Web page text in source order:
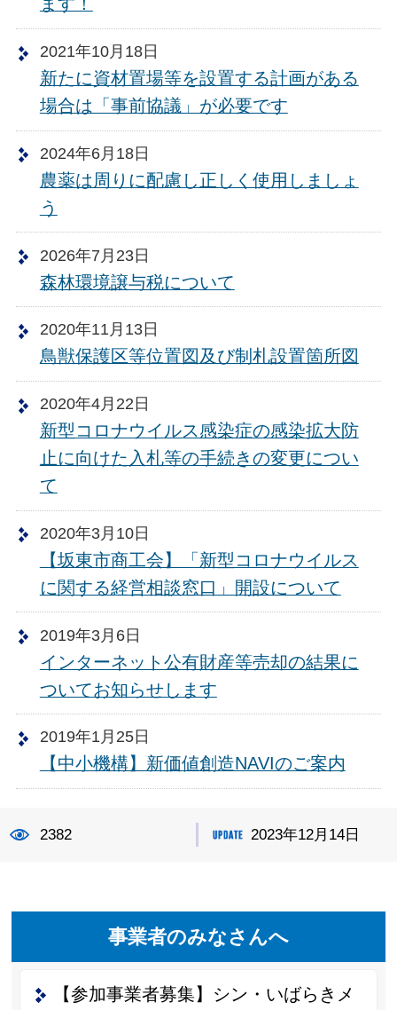
2021年10月18日
新たに資材置場等を設置する計画がある
場合は「事前協議」が必要です
2024年6月18日
農薬は周りに配慮し正しく使用しましょ
う
2026年7月23日
森林環境譲与税について
2020年11月13日
鳥獣保護区等位置図及び制札設置箇所図
2020年4月22日
新型コロナウイルス感染症の感染拡大防
止に向けた入札等の手続きの変更につい
て
2020年3月10日
【坂東市商工会】「新型コロナウイルス
に関する経営相談窓口」開設について
2019年3月6日
インターネット公有財産等売却の結果に
ついてお知らせします
2019年1月25日
【中小機構】新価値創造NAVIのご案内
2382 2023年12月14日
事業者のみなさんへ
【参加事業者募集】シン・いばらきメ